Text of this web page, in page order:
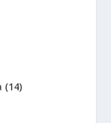
(14)